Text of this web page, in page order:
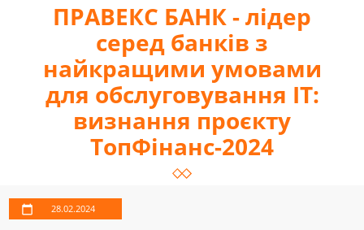
ПРАВЕКС БАНК - лідер
серед банків з
найкращими умовами
для обслуговування ІТ:
визнання проєкту
ТопФінанс-2024
28.02.2024